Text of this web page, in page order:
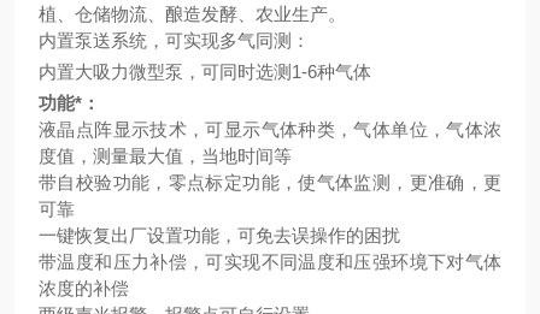
植、仓储物流、酿造发酵、农业生产。
内置泵送系统，可实现多气同测：
内置大吸力微型泵，可同时选测 1-6种气体
功能*：
液晶点阵显示技术，可显示气体种类，气体单位，气体浓
度值，测量最大值，当地时间等
带自校验功能，零点标定功能，使气体监测，更准确，更
可靠
一键恢复出厂设置功能，可免去误操作的困扰
带温度和压力补偿，可实现不同温度和压强环境下对气体
浓度的补偿